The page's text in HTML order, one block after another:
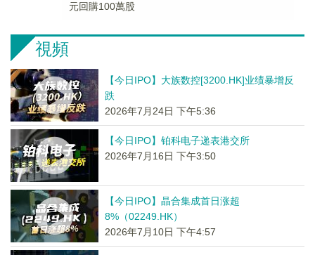
元回購100萬股
視頻
【今日IPO】大族数控[3200.HK]业绩暴增反
跌
2026年7月24日 下午5:36
【今日IPO】铂科电子递表港交所
2026年7月16日 下午3:50
【今日IPO】晶合集成首日涨超
8%（02249.HK）
2026年7月10日 下午4:57